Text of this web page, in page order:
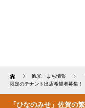
Home 観光・まち情報
限定のテナント出店希望者募集！
「ひなのみせ」佐賀の